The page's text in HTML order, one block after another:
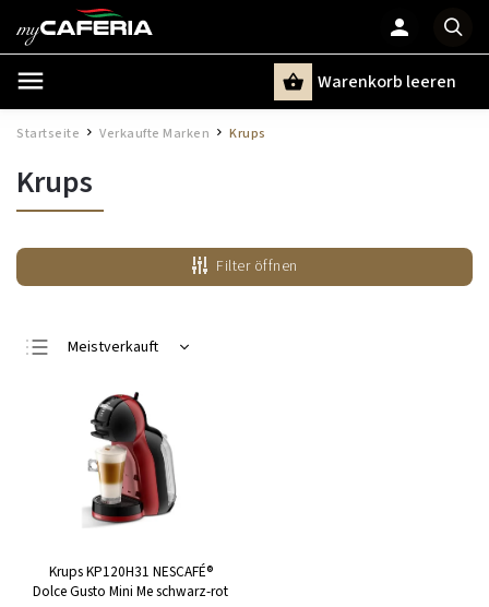
Warenkorb leeren
Startseite / Verkaufte Marken / Krups
Krups
Filter öffnen
Meistverkauft
Teuerste
Alphabetisch
Krups KP120H31 NESCAFÉ®
Dolce Gusto Mini Me schwarz-rot